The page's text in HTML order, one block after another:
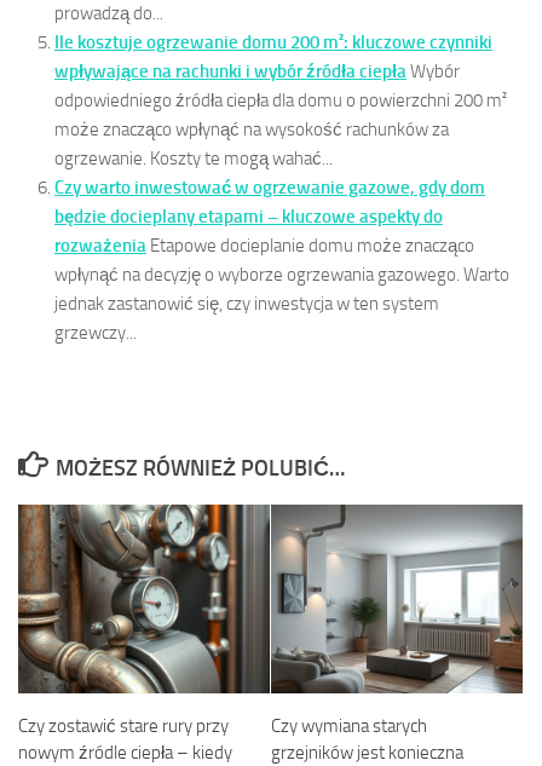
prowadzą do...
Ile kosztuje ogrzewanie domu 200 m²: kluczowe czynniki
wpływające na rachunki i wybór źródła ciepłaWybór
odpowiedniego źródła ciepła dla domu o powierzchni 200 m²
może znacząco wpłynąć na wysokość rachunków za
ogrzewanie. Koszty te mogą wahać...
Czy warto inwestować w ogrzewanie gazowe, gdy dom
będzie docieplany etapami – kluczowe aspekty do
rozważenia Etapowe docieplanie domu może znacząco
wpłynąć na decyzję o wyborze ogrzewania gazowego. Warto
jednak zastanowić się, czy inwestycja w ten system
grzewczy...
MOŻESZ RÓWNIEŻ POLUBIĆ…
Czy zostawić stare rury przy
nowym źródle ciepła – kiedy
Czy wymiana starych
grzejników jest konieczna